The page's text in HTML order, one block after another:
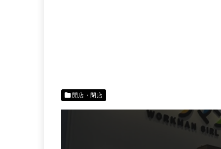
開店・閉店